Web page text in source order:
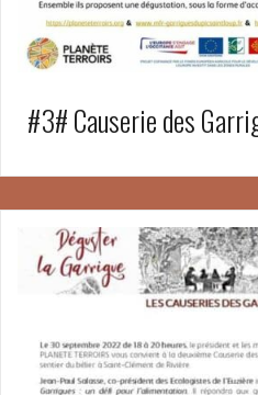
#3# Causerie des